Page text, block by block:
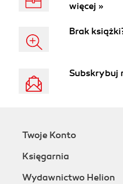
więcej »
Brak
Subskrybuj
Twoje Konto
Księgarnia
Wydawnictwo Helion